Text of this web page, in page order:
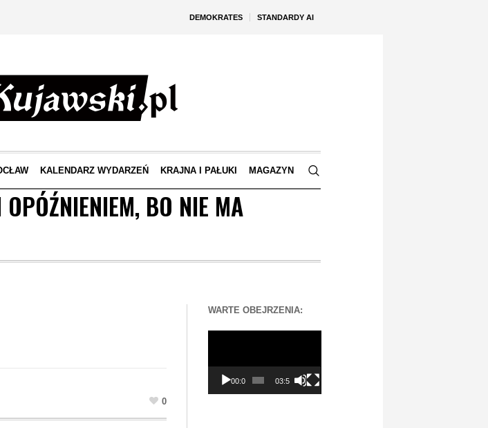
DEMOKRATES STANDARDY AI
KALENDARZ WYDARZEŃ KRAJNA I PAŁUKI MAGAZYN
BO NIE MA
0
WARTE OBEJRZENIA:
00:00 03:56